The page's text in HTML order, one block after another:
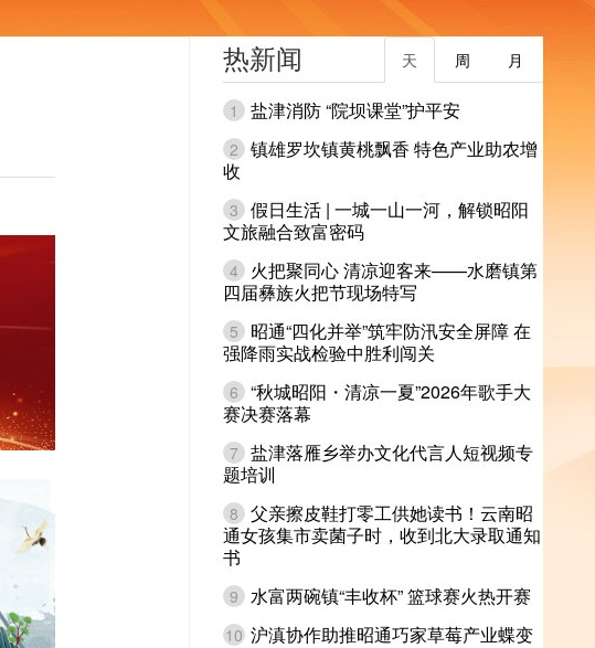
热新闻 月
周
天
1 盐津消防 “院坝课堂”护平安
2 镇雄罗坎镇黄桃飘香 特色产业助农增
收
3 假日生活 | 一城一山一河，解锁昭阳
文旅融合致富密码
4
火把聚同心 清凉迎客来——水磨镇第
四届彝族火把节现场特写
5
昭通“四化并举”筑牢防汛安全屏障 在
强降雨实战检验中胜利闯关
6 “秋城昭阳・清凉一夏”2026年歌手大
赛决赛落幕
7 盐津落雁乡举办文化代言人短视频专
题培训
8 父亲擦皮鞋打零工供她读书！云南昭
通女孩集市卖菌子时，收到北大录取通知
书
9 水富两碗镇“丰收杯” 篮球赛火热开赛
10 沪滇协作助推昭通巧家草莓产业蝶变